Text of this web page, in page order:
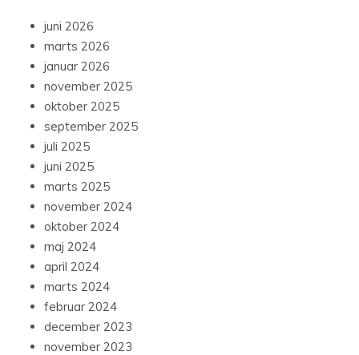
juni 2026
marts 2026
januar 2026
november 2025
oktober 2025
september 2025
juli 2025
juni 2025
marts 2025
november 2024
oktober 2024
maj 2024
april 2024
marts 2024
februar 2024
december 2023
november 2023